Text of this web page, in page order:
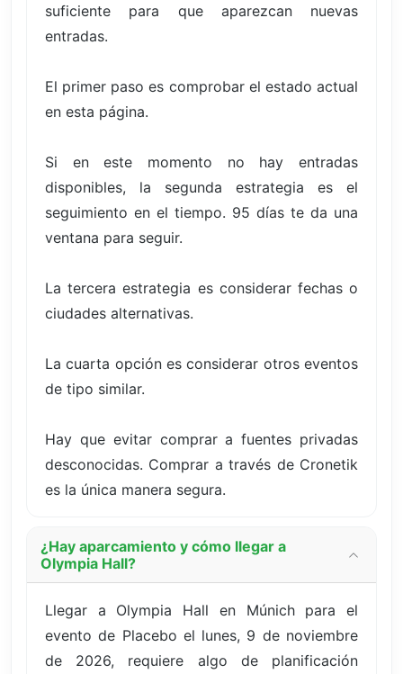
suficiente para que aparezcan nuevas
entradas.
El primer paso es comprobar el estado actual
en esta página.
Si en este momento no hay entradas
disponibles, la segunda estrategia es el
seguimiento en el tiempo. 95 días te da una
ventana para seguir.
La tercera estrategia es considerar fechas o
ciudades alternativas.
La cuarta opción es considerar otros eventos
de tipo similar.
Hay que evitar comprar a fuentes privadas
desconocidas. Comprar a través de Cronetik
es la única manera segura.
¿Hay aparcamiento y cómo llegar a
Olympia Hall?
Llegar a Olympia Hall en Múnich para el
evento de Placebo el lunes, 9 de noviembre
de 2026, requiere algo de planificación